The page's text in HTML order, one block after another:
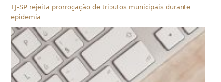
TJ-SP rejeita prorrogação de tributos municipais durante
epidemia